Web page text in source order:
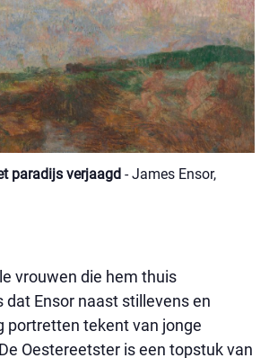
paradijs verjaagd - James Ensor,
vrouwen die hem thuis
dat Ensor naast stillevens en
portretten tekent van jonge
Oestereetster is een topstuk van